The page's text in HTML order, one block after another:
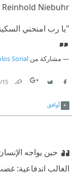
Niebuhr
⁠‫‏"يا رب امنحني
مشاركة من Sorial
15‏/3‏/2026
أوافق
حين يواجه
الغالب اندفاعية: